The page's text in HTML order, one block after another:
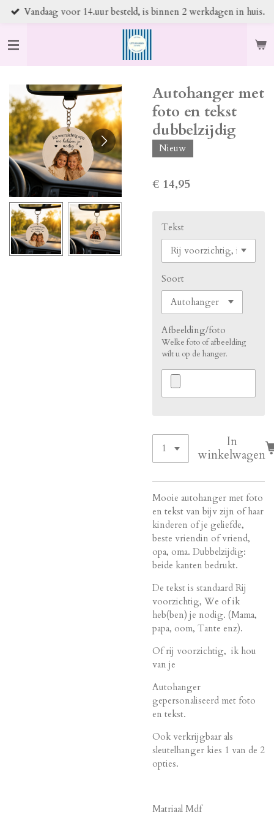
Ga
naar
de
hoofdinhoud
Vandaag voor 14.uur besteld, is binnen 2 werkdagen in huis.
Autohanger met
foto en tekst
dubbelzijdig
Nieuw
€ 14,95
Tekst
Soort
Afbeelding/foto
Welke foto of afbeelding
wilt u op de hanger.
In
winkelwagen
Mooie autohanger met foto
en tekst van bijv zijn of haar
kinderen of je geliefde,
beste vriendin of vriend,
opa, oma. Dubbelzijdig:
beide kanten bedrukt.
De tekst is standaard Rij
voorzichtig, We of ik
heb(ben) je nodig. (Mama,
papa, oom, Tante enz).
Of rij voorzichtig, ik hou
van je
Autohanger
gepersonaliseerd met foto
en tekst.
Ook verkrijgbaar als
sleutelhanger kies 1 van de 2
opties.
Matriaal Mdf